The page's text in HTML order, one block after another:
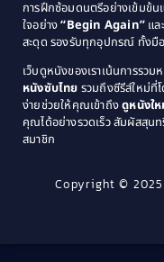
1976
1974
1971
1969
1964
1940
การฝึกซ้อมดนตรีอย่างเข้มข้น
ใจอย่าง“Begin Again” แ
สะดุด รองรับทุกอุปกรณ์ ทั้งมื
เว็บดูหนังของเราเน้นการรวม
หนังซับไทย รวมถึงซีรีส์ใหม่ที่
ง่ายช่วยให้คุณเข้าถึงดูหนังใ
คุณได้อย่างรวดเร็ว สัมผัสสุน
สมาชิก
Copyright ©